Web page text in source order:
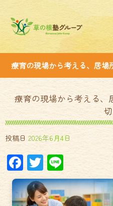
療育の現場から考える、居場
療育の現場から考える、
投稿日 2026年6月4日
Facebook
Twitter
Line